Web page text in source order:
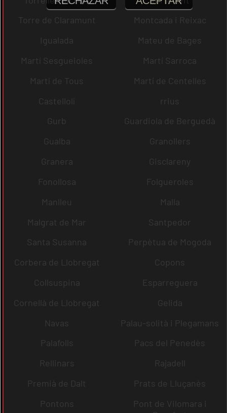
Torre de Claramunt
Montcada i Reixac
Igualada
Mateu de Bages
Martí Sesgueioles
Martí Sarroca
Martí de Tous
Martí de Centelles
Castellolí
rrius
Gurb
Guardiola de Berguedà
Gualba
Granollers
Granera
Gisclareny
Fonollosa
Folgueroles
Manlleu
Malla
Malgrat de Mar
Santpedor
Santa Susanna
Perpètua de Mogoda
Corbera de Llobregat
Copons
Collsuspina
Esparreguera
Cornellà de Llobregat
Gelida
Navas
Palau-solità i Plegamans
Palafolls
Pacs del Penedès
Rellinars
Rajadell
Premià de Dalt
Prats de Lluçanès
Pontons
Pont de Vilomara i